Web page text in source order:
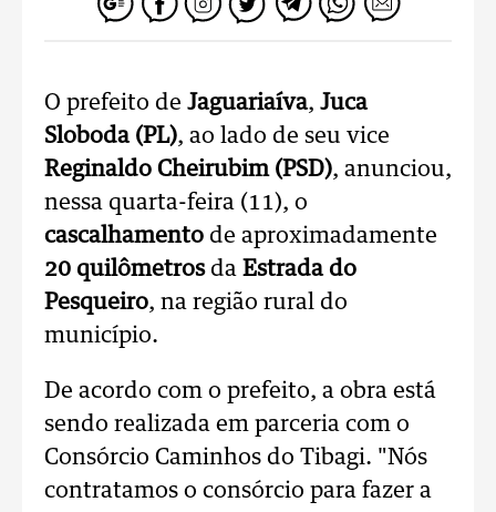
O prefeito de Jaguariaíva, Juca
Sloboda (PL), ao lado de seu vice
Reginaldo Cheirubim (PSD), anunciou,
nessa quarta-feira (11), o
cascalhamento de aproximadamente
20 quilômetrosda Estrada do
Pesqueiro, na região rural do
município.
De acordo com o prefeito, a obra está
sendo realizada em parceria com o
Consórcio Caminhos do Tibagi. "Nós
contratamos o consórcio para fazer a